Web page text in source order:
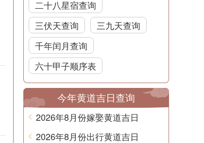
二十八星宿查询
三伏天查询
三九天查询
千年闰月查询
六十甲子顺序表
今年黄道吉日查询
2026年8月份嫁娶黄道吉日
2026年8月份出行黄道吉日